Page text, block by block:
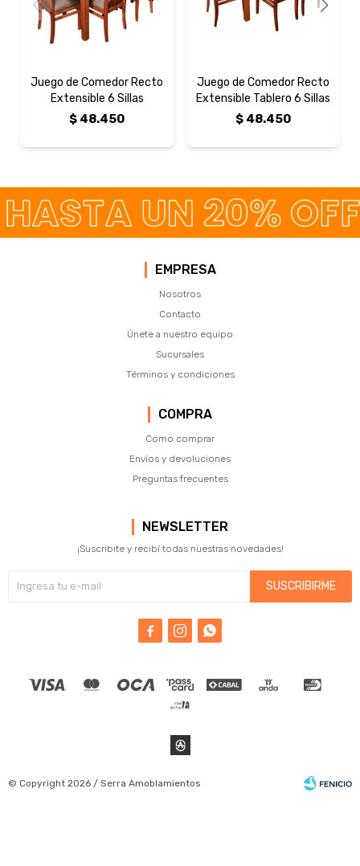
Juego de Comedor Recto
Extensible 6 Sillas
$ 48.450
Juego de Comedor Recto
Extensible Tablero 6 Sillas
$ 48.450
EMPRESA
Nosotros
Contacto
Únete a nuestro equipo
Sucursales
Términos y condiciones
COMPRA
Como comprar
Envíos y devoluciones
Preguntas frecuentes
NEWSLETTER
¡Suscribite y recibí todas nuestras novedades!
SUSCRIBIRME
  
© Copyright 2026 / Serra Amoblamientos